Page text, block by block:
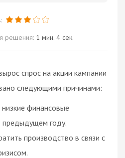
решения: 1 мин. 4 сек.
спрос на акции кампании
следующими причинами:
финансовые
предыдущем году.
производство в связи с